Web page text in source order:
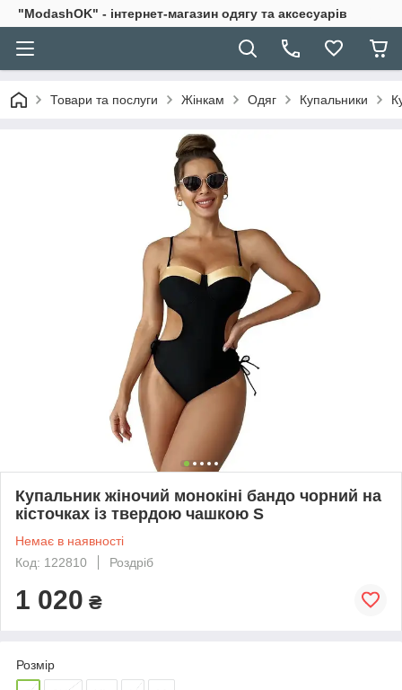
"ModashOK" - інтернет-магазин одягу та аксесуарів
Товари та послуги Жінкам Одяг Купальники
Купальник жіночий монокіні бандо чорний на
кісточках із твердою чашкою S
Немає в наявності
Код: 122810
Роздріб
1 020 ₴
Розмір